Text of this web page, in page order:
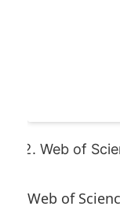
Web of
Web of